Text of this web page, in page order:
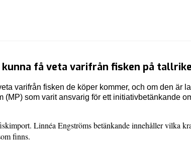
få veta varifrån fisken på
varifrån fisken de köper kommer, och om den är
(MP) som varit ansvarig för ett initiativbetänkande
Linnéa Engströms betänkande innehåller vilka
finns.